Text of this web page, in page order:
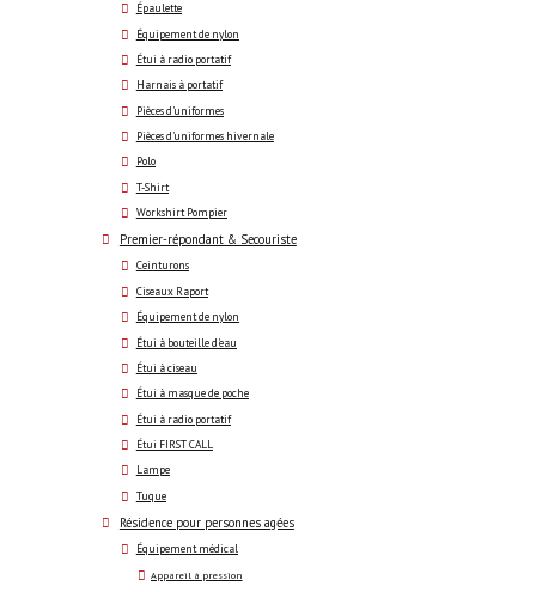
Épaulette
Équipement de nylon
Étui à radio portatif
Harnais à portatif
Pièces d'uniformes
Pièces d'uniformes hivernale
Polo
T-Shirt
Workshirt Pompier
Premier-répondant & Secouriste
Ceinturons
Ciseaux Raport
Équipement de nylon
Étui à bouteille d'eau
Étui à ciseau
Étui à masque de poche
Étui à radio portatif
Étui FIRST CALL
Lampe
Tuque
Résidence pour personnes agées
Équipement médical
Appareil à pression